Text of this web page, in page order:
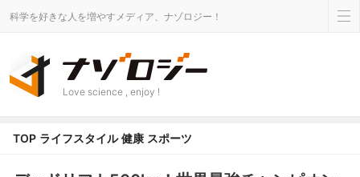
科学を好きな人を増やすメディア、ナゾロジー！
Love science , enjoy !
TOP ライフスタイル 健康 スポーツ